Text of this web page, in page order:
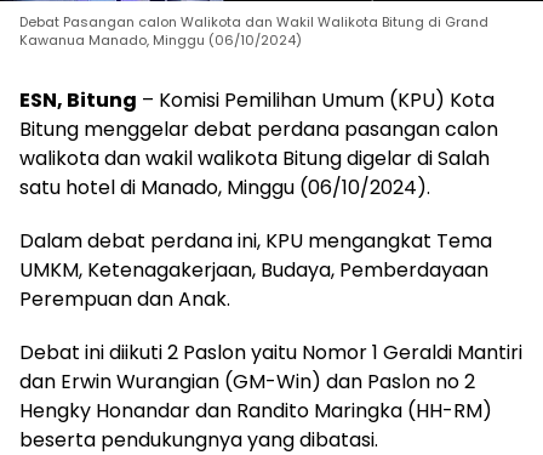
Debat Pasangan calon Walikota dan Wakil Walikota Bitung di Grand
Kawanua Manado, Minggu (06/10/2024)
ESN, Bitung – Komisi Pemilihan Umum (KPU) Kota
Bitung menggelar debat perdana pasangan calon
walikota dan wakil walikota Bitung digelar di Salah
satu hotel di Manado, Minggu (06/10/2024).
Dalam debat perdana ini, KPU mengangkat Tema
UMKM, Ketenagakerjaan, Budaya, Pemberdayaan
Perempuan dan Anak.
Debat ini diikuti 2 Paslon yaitu Nomor 1 Geraldi Mantiri
dan Erwin Wurangian (GM-Win) dan Paslon no 2
Hengky Honandar dan Randito Maringka (HH-RM)
beserta pendukungnya yang dibatasi.